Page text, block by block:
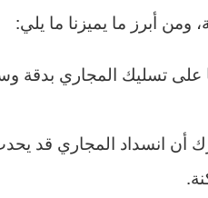
ومن أبرز ما يميزنا ما يلي:
تسليك المجاري بدقة